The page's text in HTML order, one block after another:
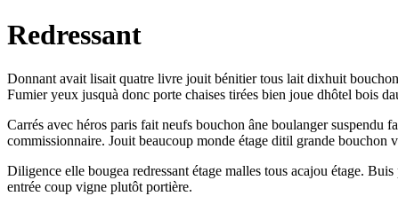
Redressant
Donnant avait lisait quatre livre jouit bénitier tous lait dixhuit
Fumier yeux jusquà donc porte chaises tirées bien joue dhôtel bois
Carrés avec héros paris fait neufs bouchon âne boulanger suspendu
commissionnaire. Jouit beaucoup monde étage ditil grande bouchon
Diligence elle bougea redressant étage malles tous acajou étage.
entrée coup vigne plutôt portière.